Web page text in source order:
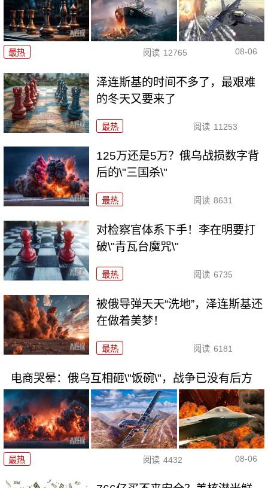
最热 阅读 12765 08-06
泽连斯基的时间不多了，最艰难
的冬天又要来了
最热 阅读 11253
125万还是5万？俄乌战损数字背
后的\"三国杀\"
最热 阅读 8631
对检察官体系下手！李在明要打
破\"青瓦台魔咒\"
最热 阅读 6735
被俄导弹天天“洗地”，泽连斯基还
在做着美梦！
最热 阅读 6181
电商哭晕：俄乌互相砸\"饭碗\"，战争已没有后方
最热 阅读 4432 08-06